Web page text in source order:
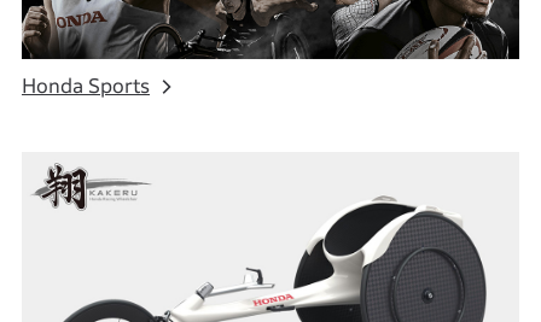
Honda Sports